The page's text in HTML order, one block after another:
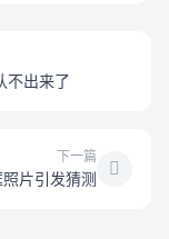
不出来了
下一篇
片引发猜测